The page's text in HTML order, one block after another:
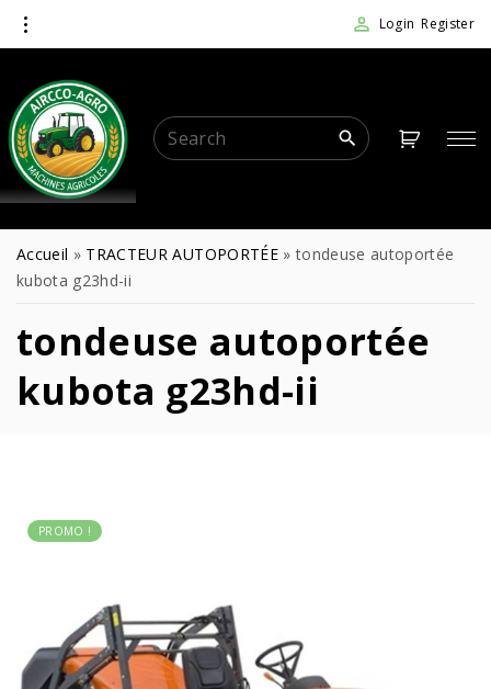
Login Register
Accueil » TRACTEUR AUTOPORTÉE»tondeuse autoportée
kubota g23hd-ii
tondeuse autoportée
kubota g23hd-ii
PROMO !